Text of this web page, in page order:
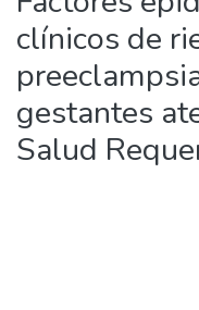
Enviar tesis
clínicos de
gestantes
Salud